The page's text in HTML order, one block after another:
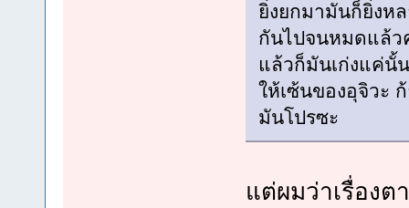
ยิ่งยกมามันก็ยิ่งห
กันไปจนหมดแล้ว
แล้วก็มันเก่งแค่นั้
ให้เซ้นของอุจิวะ
มันโปรซะ
แต่ผมว่าเรื่อง